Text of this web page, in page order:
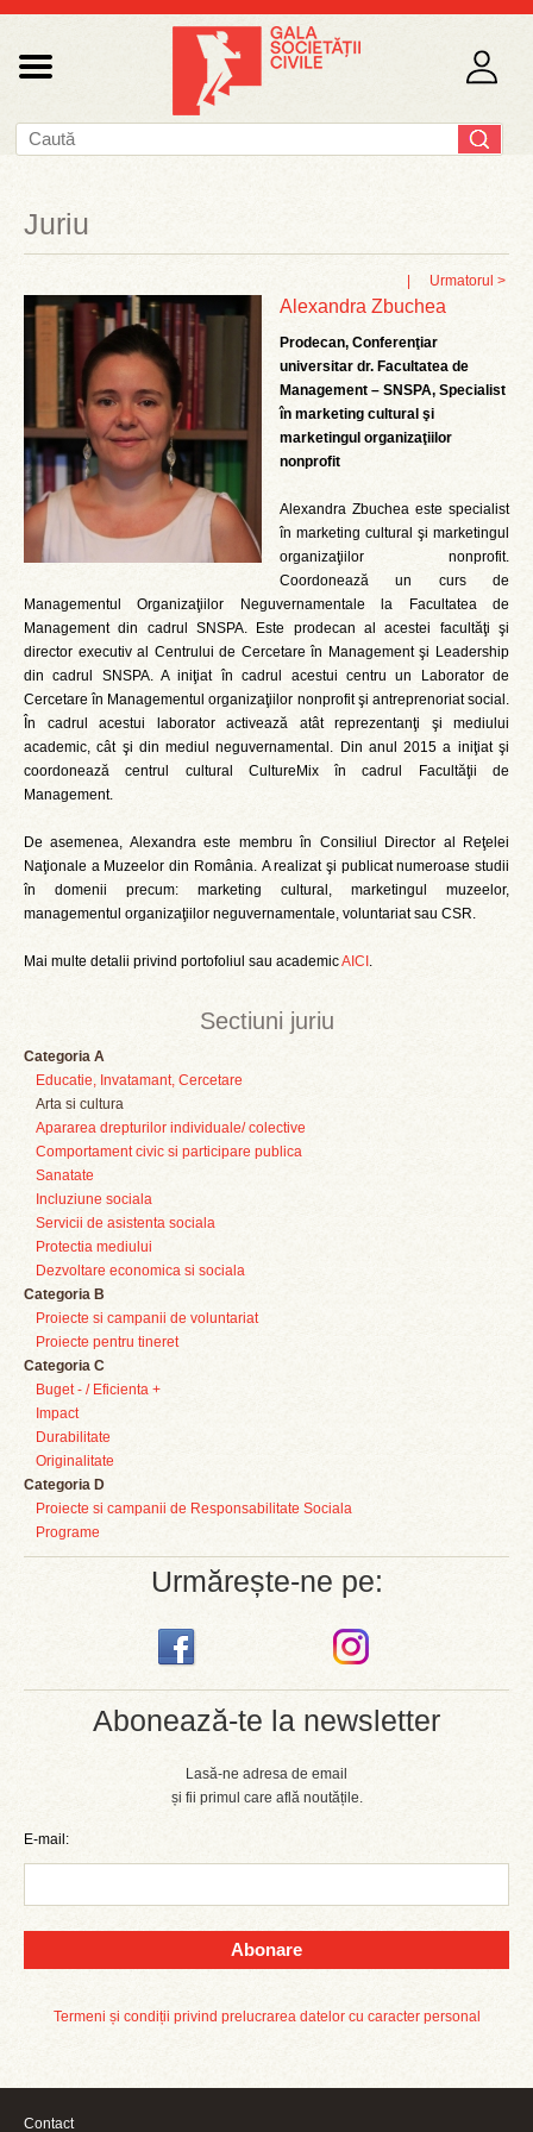
Sectiuni juriu
Categoria A
Educatie, Invatamant, Cercetare
Arta si cultura
Apararea drepturilor individuale/ colective
Comportament civic si participare publica
Sanatate
Incluziune sociala
Servicii de asistenta sociala
Protectia mediului
Dezvoltare economica si sociala
Categoria B
Proiecte si campanii de voluntariat
Proiecte pentru tineret
Categoria C
Buget - / Eficienta +
Impact
Durabilitate
Originalitate
Categoria D
Proiecte si campanii de Responsabilitate Sociala
Programe
Urmărește-ne pe:
Abonează-te la newsletter
Lasă-ne adresa de email
și fii primul care află noutățile.
E-mail:
Abonare
Termeni și condiții privind prelucrarea datelor cu caracter personal
Juriu
Urmatorul >
Alexandra Zbuchea
Prodecan, Conferenţiar
universitar dr. Facultatea de
Management – SNSPA, Specialist
în marketing cultural şi
marketingul organizaţiilor
nonprofit
Alexandra Zbuchea este specialist
în marketing cultural şi marketingul
organizaţiilor nonprofit.
Coordonează un curs de
Managementul Organizaţiilor Neguvernamentale la Facultatea de
Management din cadrul SNSPA. Este prodecan al acestei facultăţi şi
director executiv al Centrului de Cercetare în Management şi Leadership
din cadrul SNSPA. A iniţiat în cadrul acestui centru un Laborator de
Cercetare în Managementul organizaţiilor nonprofit şi antreprenoriat social.
În cadrul acestui laborator activează atât reprezentanţi şi mediului
academic, cât şi din mediul neguvernamental. Din anul 2015 a iniţiat şi
coordonează centrul cultural CultureMix în cadrul Facultăţii de
Management.
De asemenea, Alexandra este membru în Consiliul Director al Reţelei
Naţionale a Muzeelor din România. A realizat şi publicat numeroase studii
în domenii precum: marketing cultural, marketingul muzeelor,
managementul organizaţiilor neguvernamentale, voluntariat sau CSR.
Mai multe detalii privind portofoliul sau academicAICI .
Contact